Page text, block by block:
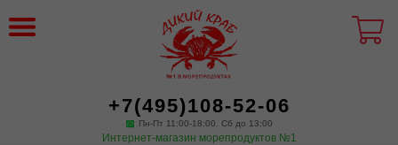
+7(495)108-52-06
Пн-Пт 11:00-18:00. Сб до 13:00
Интернет-магазин морепродуктов №1